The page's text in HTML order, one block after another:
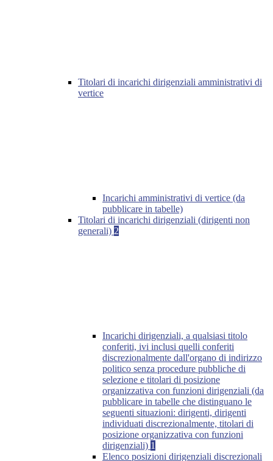
Titolari di incarichi dirigenziali amministrativi di
vertice
Incarichi amministrativi di vertice (da
pubblicare in tabelle)
Titolari di incarichi dirigenziali (dirigenti non
generali) 2
Incarichi dirigenziali, a qualsiasi titolo
conferiti, ivi inclusi quelli conferiti
discrezionalmente dall'organo di indirizzo
politico senza procedure pubbliche di
selezione e titolari di posizione
organizzativa con funzioni dirigenziali (da
pubblicare in tabelle che distinguano le
seguenti situazioni: dirigenti, dirigenti
individuati discrezionalmente, titolari di
posizione organizzativa con funzioni
dirigenziali) 1
Elenco posizioni dirigenziali discrezionali